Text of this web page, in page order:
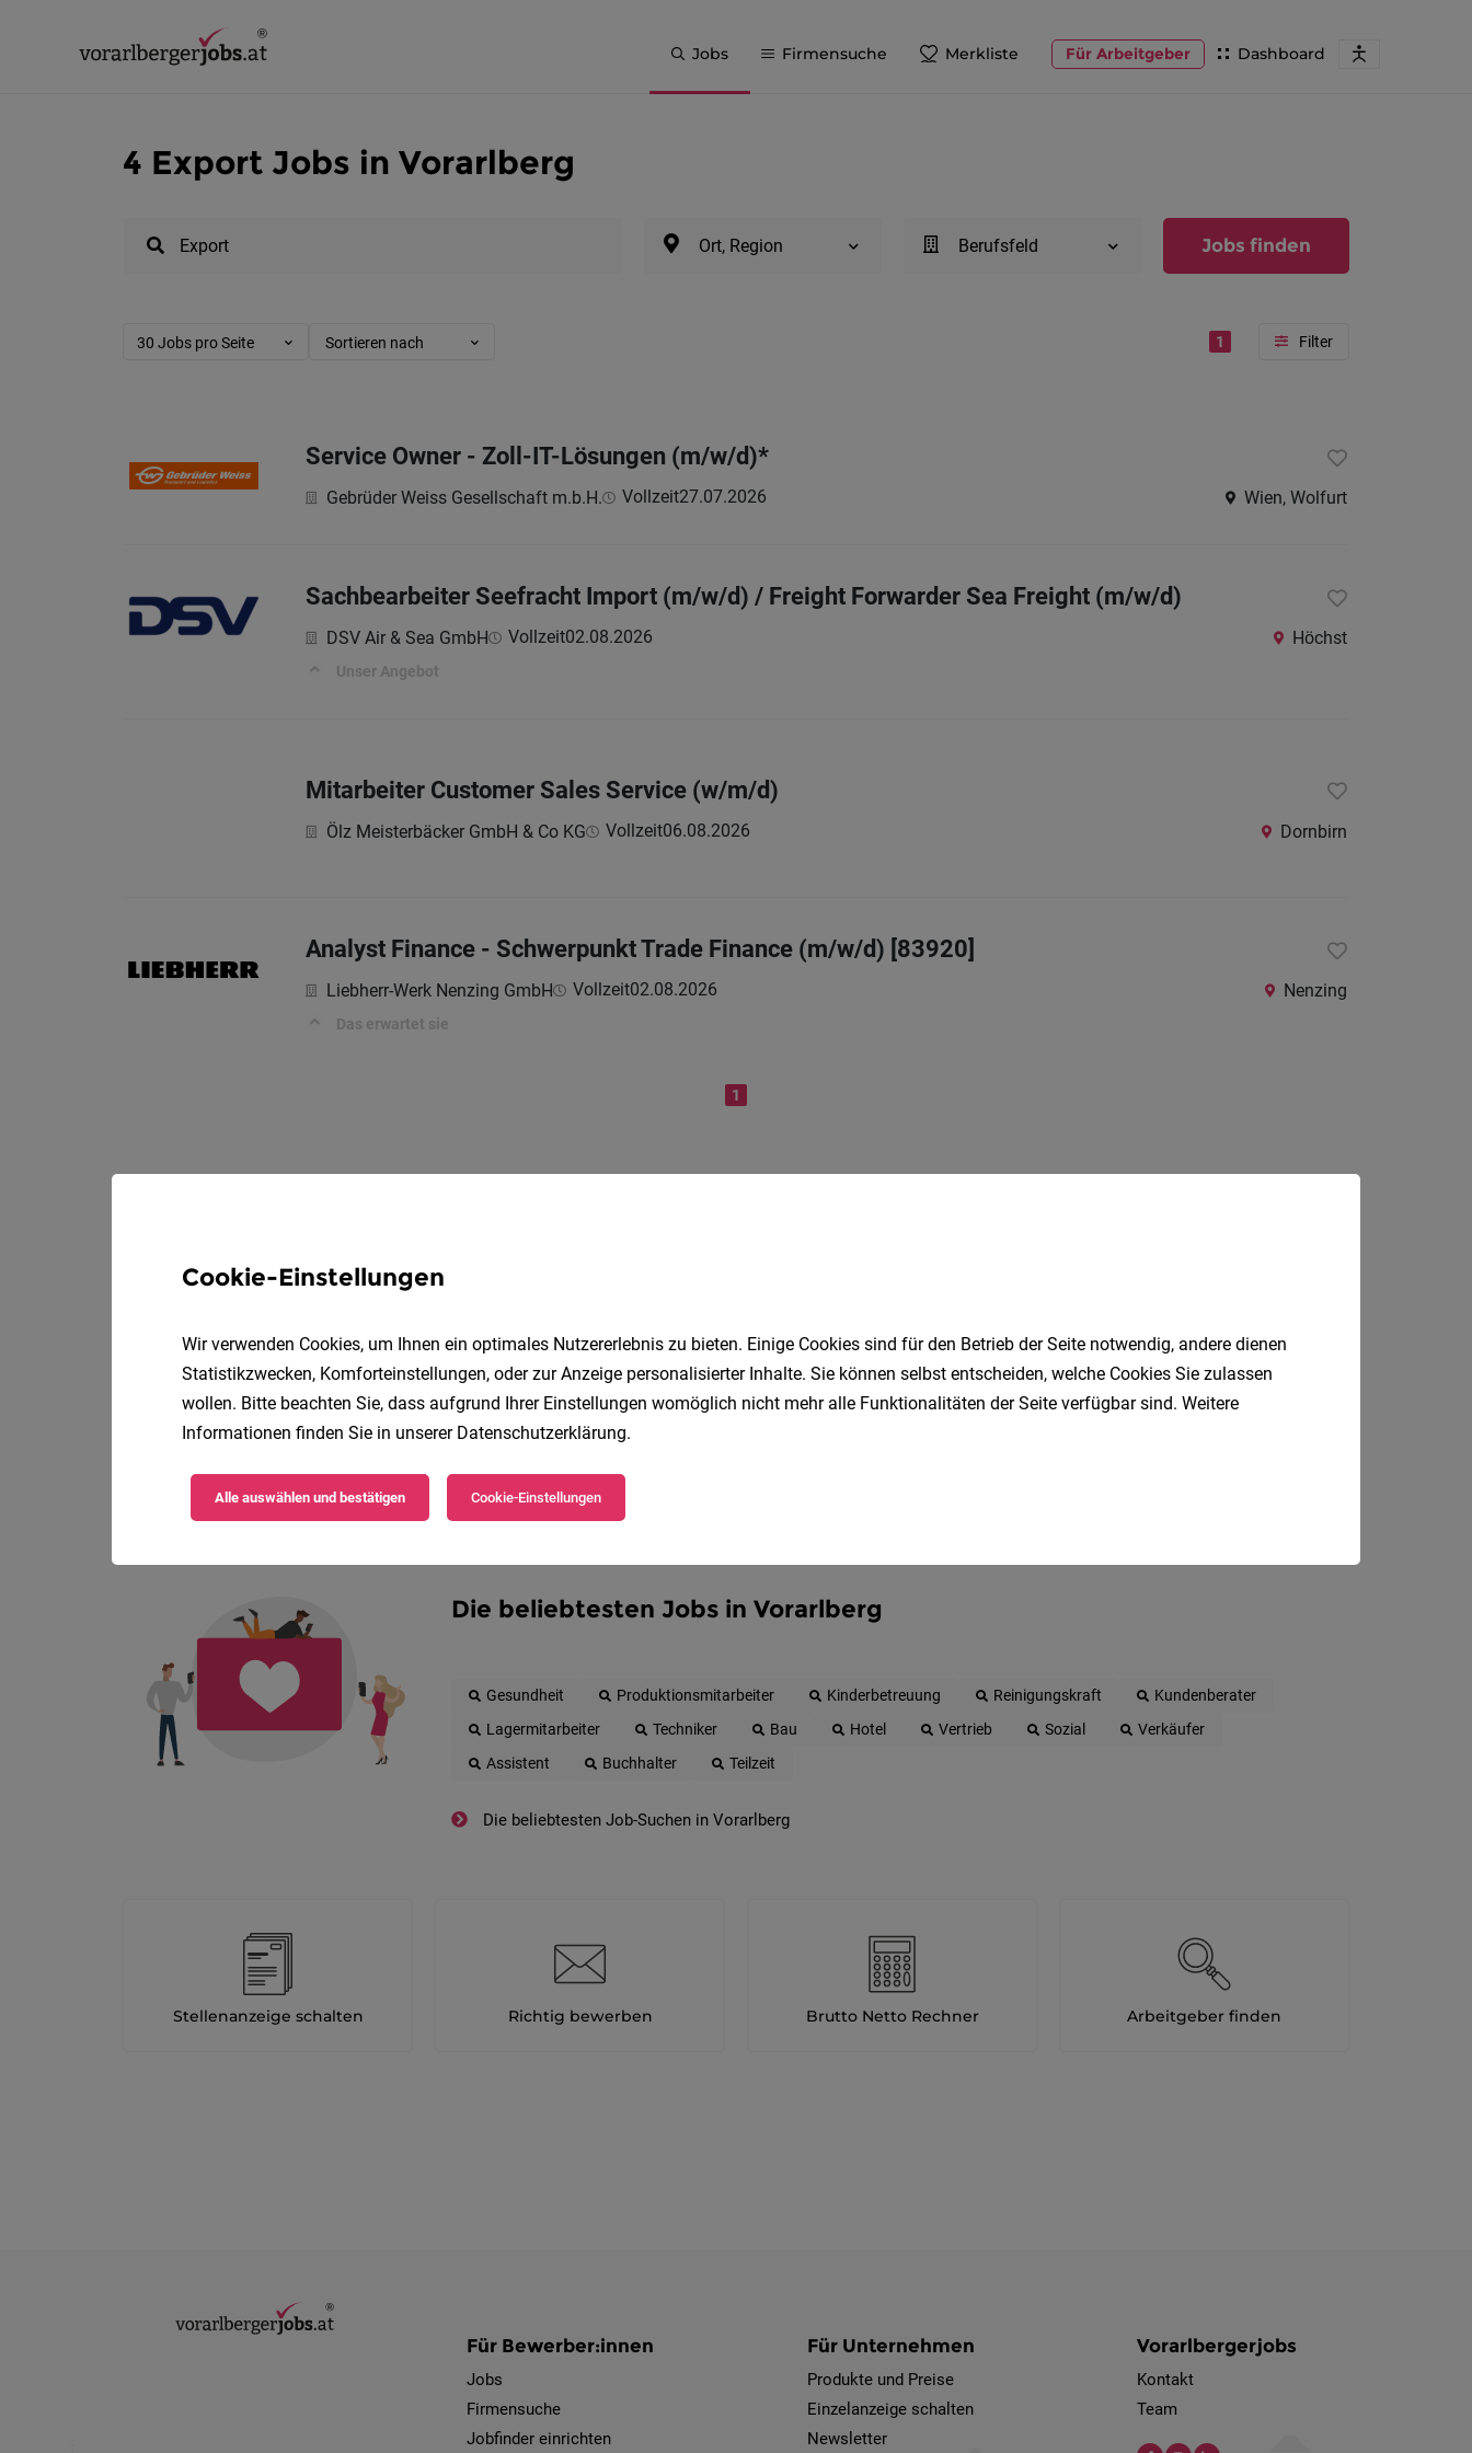
Jobs Firmensuche Merkliste Dashboard
Für Arbeitgeber
4 Export Jobs in Vorarlberg
Ort, Region Berufsfeld Jobs finden
30 Jobs pro Seite Sortieren nach 1
Service Owner - Zoll-IT-Lösungen (m/w/d)*
Gebrüder Weiss Gesellschaft m.b.H. Vollzeit27.07.2026 Wien, Wolfurt
Sachbearbeiter Seefracht Import (m/w/d) / Freight Forwarder Sea Freight (m/w/d)
DSV Air & Sea GmbH Vollzeit02.08.2026 Höchst
Unser Angebot
Mitarbeiter Customer Sales Service (w/m/d)
Ölz Meisterbäcker GmbH & Co KG Vollzeit06.08.2026 Dornbirn
Analyst Finance - Schwerpunkt Trade Finance (m/w/d) [83920]
Liebherr-Werk Nenzing GmbH Vollzeit02.08.2026 Nenzing
Das erwartet sie
1
Die beliebtesten Jobs in Vorarlberg
Gesundheit Produktionsmitarbeiter Kinderbetreuung Reinigungskraft
Kundenberater
Lagermitarbeiter
Techniker Bau Hotel Vertrieb Sozial
Verkäufer
Assistent
Buchhalter Teilzeit
Die beliebtesten Job-Suchen in Vorarlberg
Stellenanzeige schalten Richtig bewerben Brutto Netto Rechner Arbeitgeber finden
Für Bewerber:innen
Jobs
Firmensuche
Jobfinder einrichten
Für Unternehmen
Produkte und Preise
Einzelanzeige schalten
Newsletter
Vorarlbergerjobs
Kontakt
Team
Cookie-Einstellungen
Wir verwenden Cookies, um Ihnen ein optimales Nutzererlebnis zu bieten. Einige Cookies sind für den Betrieb der Seite notwendig, andere dienen
Statistikzwecken, Komforteinstellungen, oder zur Anzeige personalisierter Inhalte. Sie können selbst entscheiden, welche Cookies Sie zulassen
wollen. Bitte beachten Sie, dass aufgrund Ihrer Einstellungen womöglich nicht mehr alle Funktionalitäten der Seite verfügbar sind. Weitere
Informationen finden Sie in unserer Datenschutzerklärung.
Alle auswählen und bestätigen Cookie-Einstellungen